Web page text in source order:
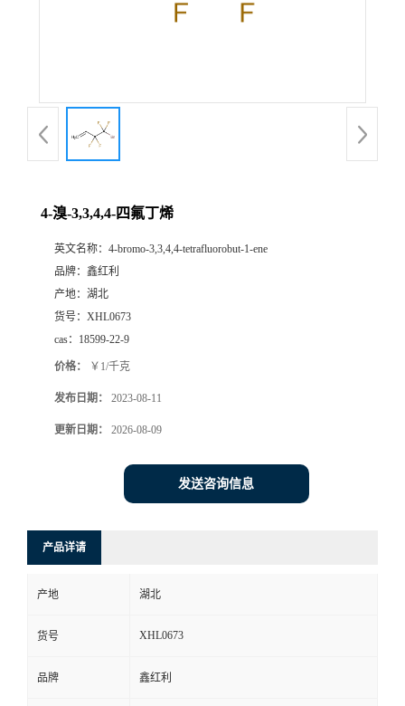
4-溴-3,3,4,4-四氟丁烯
英文名称： 4-bromo-3,3,4,4-tetrafluorobut-1-ene
品牌： 鑫红利
产地： 湖北
货号： XHL0673
cas： 18599-22-9
价格： ￥1/千克
发布日期： 2023-08-11
更新日期： 2026-08-09
发送咨询信息
产品详请
产地 湖北
货号 XHL0673
品牌 鑫红利